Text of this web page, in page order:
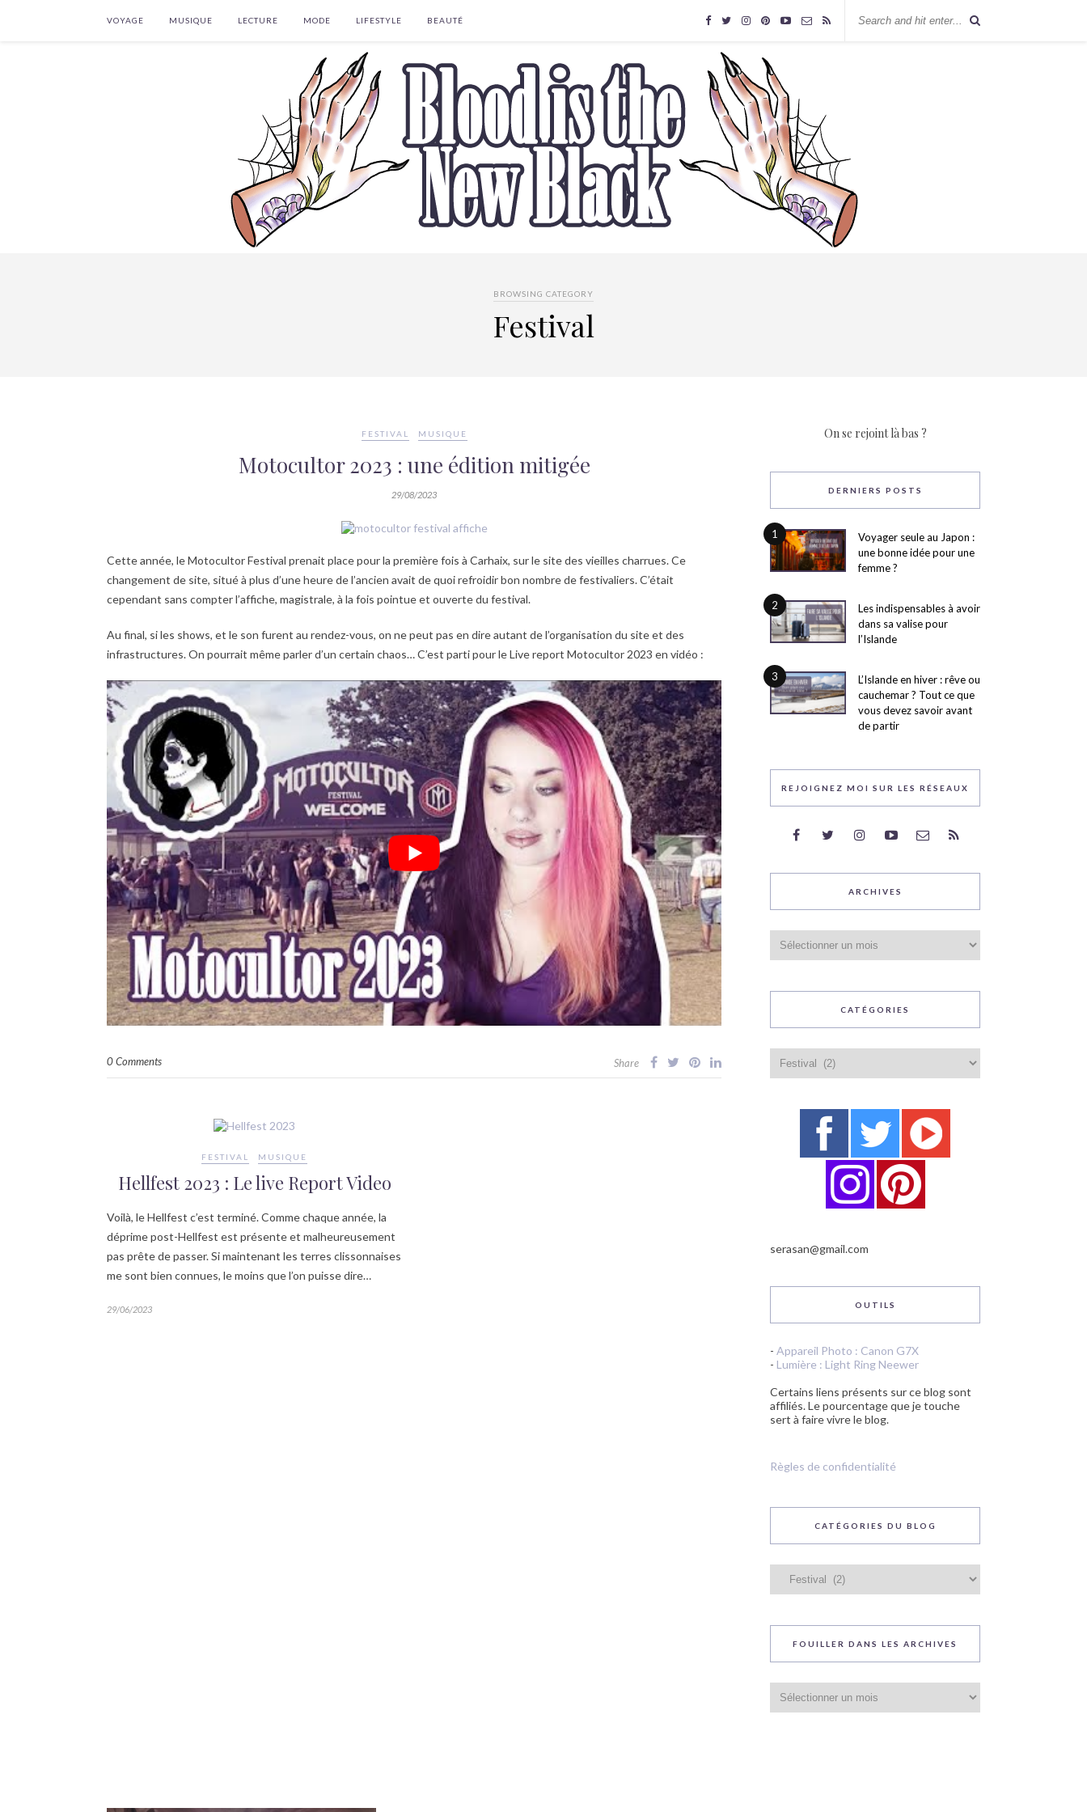
VOYAGE MUSIQUE LECTURE MODE LIFESTYLE BEAUTÉ
BROWSING CATEGORY
Festival
FESTIVAL MUSIQUE
Motocultor 2023 : une édition mitigée
29/08/2023
Cette année, le Motocultor Festival prenait place pour la première fois à Carhaix, sur le site des vieilles charrues. Ce
changement de site, situé à plus d’une heure de l’ancien avait de quoi refroidir bon nombre de festivaliers. C’était
cependant sans compter l’affiche, magistrale, à la fois pointue et ouverte du festival.
Au final, si les shows, et le son furent au rendez-vous, on ne peut pas en dire autant de l’organisation du site et des
infrastructures. On pourrait même parler d’un certain chaos… C’est parti pour le Live report Motocultor 2023 en vidéo :
0 Comments Share
FESTIVAL MUSIQUE
Hellfest 2023 : Le live Report Video
Voilà, le Hellfest c’est terminé. Comme chaque année, la
déprime post-Hellfest est présente et malheureusement
pas prête de passer. Si maintenant les terres clissonnaises
me sont bien connues, le moins que l’on puisse dire…
29/06/2023
On se rejoint là bas ?
DERNIERS POSTS
1
Voyager seule au Japon :
une bonne idée pour une
femme ?
2
Les indispensables à avoir
dans sa valise pour
l’Islande
3
L’Islande en hiver : rêve ou
cauchemar ? Tout ce que
vous devez savoir avant
de partir
REJOIGNEZ MOI SUR LES RÉSEAUX
ARCHIVES
CATÉGORIES
serasan@gmail.com
OUTILS
- Appareil Photo : Canon G7X
- Lumière : Light Ring Neewer
Certains liens présents sur ce blog sont
affiliés. Le pourcentage que je touche
sert à faire vivre le blog.
Règles de confidentialité
CATÉGORIES DU BLOG
blog
FOUILLER DANS LES ARCHIVES
dans
les